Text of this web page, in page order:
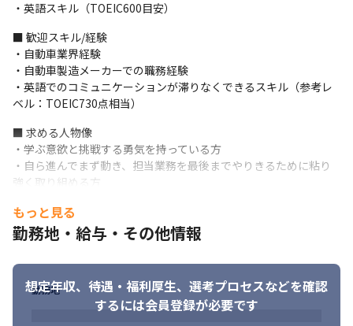
の研修を受けることが可能です
・今後は、海外支社やパートナー企業とのコミュニケーション力
を向上すべく、TOEICのスコアアップを目指した研修を用意する
予定です
＜事業に関して＞
・電動化技術の先駆者として、世界初となる電気自動車（EV）
『リーフ』をはじめとするさまざまなニーズに応じた自動車を提
供しています（※）
・1933年12月の設立以来、「他のやらぬことを、やる」という日
産DNAのもと、高い技術力と品質の高いサービスを提供し続けて
■ この仕事の魅力、面白み
・電気自動車に必要不可欠となる車載充電器や、ハイブリッドを
めDCDCコンバータなどを開発するため、やりがいのある業務です
・日産の技術戦略”NISSAN INTELLIGENT MOBILITY”の中核を成
すEVおよびHEV（e-POWER）の開発に従事し、世界最先端の技術
・英語スキル（TOEIC600目安）
■ 歓迎スキル/経験
・自動車業界経験
・自動車製造メーカーでの職務経験
・英語でのコミュニケーションが滞りなくできるスキル（参考レ
ベル：TOEIC730点相当）
■ 求める人物像
・学ぶ意欲と挑戦する勇気を持っている方
・自ら進んでまず動き、担当業務を最後までやりきるために粘り
強く取り組める方
れる方
・英語力向上に意欲を持っている方、外国人とのコミュニケーシ
もっと見る
勤務地・給与・その他情報
想定年収、待遇・福利厚生、 選考プロセスなどを確認
するには会員登録が必要です
勤務地